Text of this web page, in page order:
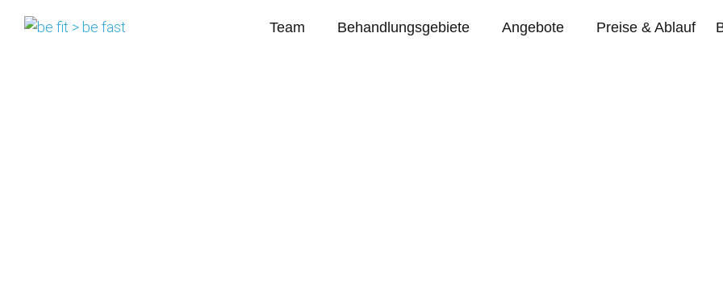
Team Behandlungsgebiete Angebote Preise & Ablauf